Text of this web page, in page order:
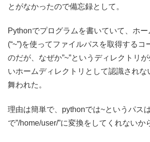
とがなかったので備忘録として。
Pythonでプログラムを書いていて、ホー
(“~”)を使ってファイルパスを取得するコ
のだが、なぜか”~”というディレクトリ
いホームディレクトリとして認識されな
舞われた。
理由は簡単で、pythonでは~というパス
で”/home/user/”に変換をしてくれないか